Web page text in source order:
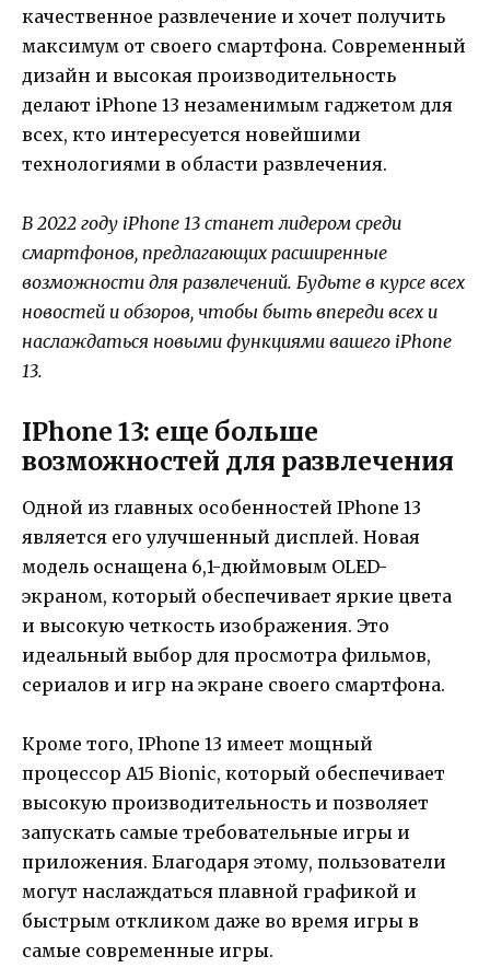
качественное развлечение и хочет получить
максимум от своего смартфона. Современный
дизайн и высокая производительность
делают iPhone 13 незаменимым гаджетом для
всех, кто интересуется новейшими
технологиями в области развлечения.
В 2022 году iPhone 13 станет лидером среди
смартфонов, предлагающих расширенные
возможности для развлечений. Будьте в курсе всех
новостей и обзоров, чтобы быть впереди всех и
наслаждаться новыми функциями вашего iPhone
13.
IPhone 13: еще больше
возможностей для развлечения
Одной из главных особенностей IPhone 13
является его улучшенный дисплей. Новая
модель оснащена 6,1-дюймовым OLED-
экраном, который обеспечивает яркие цвета
и высокую четкость изображения. Это
идеальный выбор для просмотра фильмов,
сериалов и игр на экране своего смартфона.
Кроме того, IPhone 13 имеет мощный
процессор A15 Bionic, который обеспечивает
высокую производительность и позволяет
запускать самые требовательные игры и
приложения. Благодаря этому, пользователи
могут наслаждаться плавной графикой и
быстрым откликом даже во время игры в
самые современные игры.